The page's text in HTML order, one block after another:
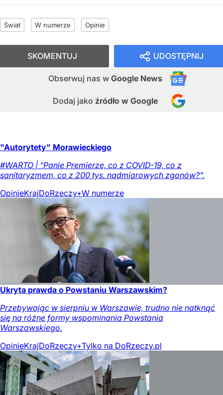
Świat W numerze Opinie
UDOSTĘPNIJ
Obserwuj nas w Google News
Dodaj jako źródło w Google
SKOMENTUJ
"Autorytety" Morawieckiego
#WARTO | "Panie Premierze, co z COVID-19, co z
sanitaryzmem, co z 200 tys. nadmiarowych zgonów?".
OpinieKrajDoRzeczy+W numerze
Ukryta prawda o Powstaniu Warszawskim?
Przebywając w sierpniu w Warszawie, trudno nie natknąć
się na różne formy wspominania Powstania
Warszawskiego.
OpinieKrajDoRzeczy+Tylko na DoRzeczy.pl